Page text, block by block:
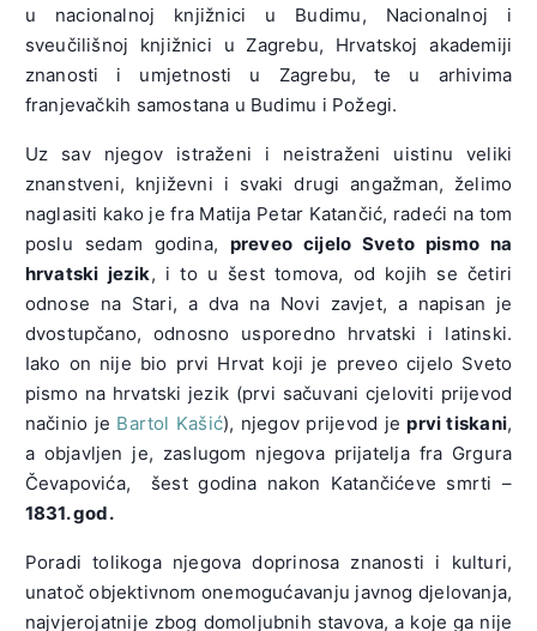
u nacionalnoj knjižnici u Budimu, Nacionalnoj i
sveučilišnoj knjižnici u Zagrebu, Hrvatskoj akademiji
znanosti i umjetnosti u Zagrebu, te u arhivima
franjevačkih samostana u Budimu i Požegi.
Uz sav njegov istraženi i neistraženi uistinu veliki
znanstveni, književni i svaki drugi angažman, želimo
naglasiti kako je fra Matija Petar Katančić, radeći na tom
poslu sedam godina, preveo cijelo Sveto pismo na
hrvatski jezik, i to u šest tomova, od kojih se četiri
odnose na Stari, a dva na Novi zavjet, a napisan je
dvostupčano, odnosno usporedno hrvatski i latinski.
Iako on nije bio prvi Hrvat koji je preveo cijelo Sveto
pismo na hrvatski jezik (prvi sačuvani cjeloviti prijevod
načinio je Bartol Kašić), njegov prijevod jeprvi tiskani,
a objavljen je, zaslugom njegova prijatelja fra Grgura
Čevapovića, šest godina nakon Katančićeve smrti –
1831. god.
Poradi tolikoga njegova doprinosa znanosti i kulturi,
unatoč objektivnom onemogućavanju javnog djelovanja,
najvjerojatnije zbog domoljubnih stavova, a koje ga nije